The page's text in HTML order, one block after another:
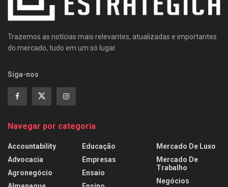
Trazemos as notícias mais relevantes, atualizadas e importantes
do mercado, tudo em um só lugar.
Siga-nos
Navegar por categoria
Accountability
Advocacia
Agronegócio
Educação
Empresas
Ensaio
Mercado De Luxo
Mercado De
Trabalho
Negócios